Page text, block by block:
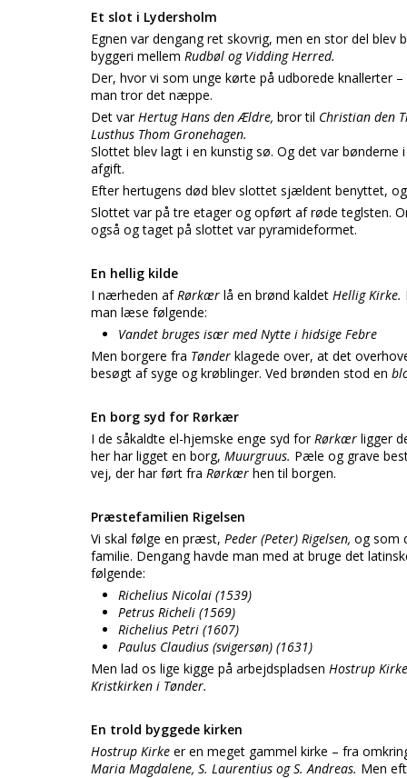
Et slot i Lydersholm
Egnen var dengang ret skovrig, men en stor del
byggeri mellem Rudbøl og Vidding Herred.
Der, hvor vi som unge kørte på udborede knallerter
man tror det næppe.
Det varHertug Hans den Ældre, bror til Christian den
Lusthus Thom Gronehagen.
Slottet blev lagt i en kunstig sø. Og det var
afgift.
Efter hertugens død blev slottet sjældent benyttet,
Slottet var på tre etager og opført af røde teglsten.
også og taget på slottet var pyramideformet.
En hellig kilde
I nærheden afRørkær lå en brønd kaldet Hellig Kirke.
man læse følgende:
Vandet bruges især med Nytte i hidsige Febre
Men borgere fra Tønder klagede over, at det
besøgt af syge og krøblinger. Ved brønden stod en
En borg syd for Rørkær
I de såkaldte el-hjemske enge syd forRørkær ligger
her har ligget en borg, Muurgruus. Pæle og grave
vej, der har ført fra Rørkær hen til borgen.
Præstefamilien Rigelsen
Vi skal følge en præst, Peder (Peter) Rigelsen, og som
familie. Dengang havde man med at bruge det
følgende:
Richelius Nicolai (1539)
Petrus Richeli (1569)
Richelius Petri (1607)
Paulus Claudius (svigersøn) (1631)
Men lad os lige kigge på arbejdspladsen Hostrup
Kristkirken i Tønder.
En trold byggede kirken
Hostrup Kirke er en meget gammel kirke – fra
Maria Magdalene, S. Laurentius og S. Andreas. Men